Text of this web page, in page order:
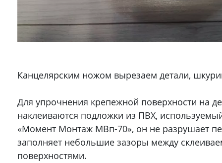
Канцелярским ножом вырезаем детали,
Для упрочнения крепежной поверхности на
наклеиваются подложки из ПВХ,
«Момент Монтаж МВп-70», он не разрушает
заполняет небольшие зазоры между
поверхностями.